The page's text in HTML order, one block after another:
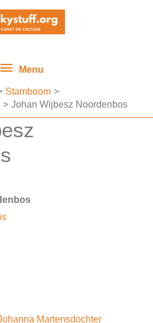
Menu
Stamboom
Johan Wijbesz Noordenbos
Martensdochter